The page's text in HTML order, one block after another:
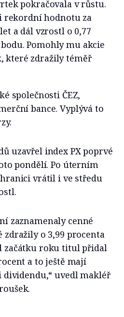
pokračovala v růstu.
rekordní hodnotu za
a dál vzrostl o 0,77
Pomohly mu akcie
které zdražily téměř
společnosti ČEZ,
bance. Vyplývá to
uzavřel index PX poprvé
pondělí. Po úterním
vrátil i ve středu
zaznamenaly cenné
o 3,99 procenta
začátku roku titul přidal
a to ještě mají
uvedl makléř